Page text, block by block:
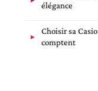
élégance
Choisir sa
comptent